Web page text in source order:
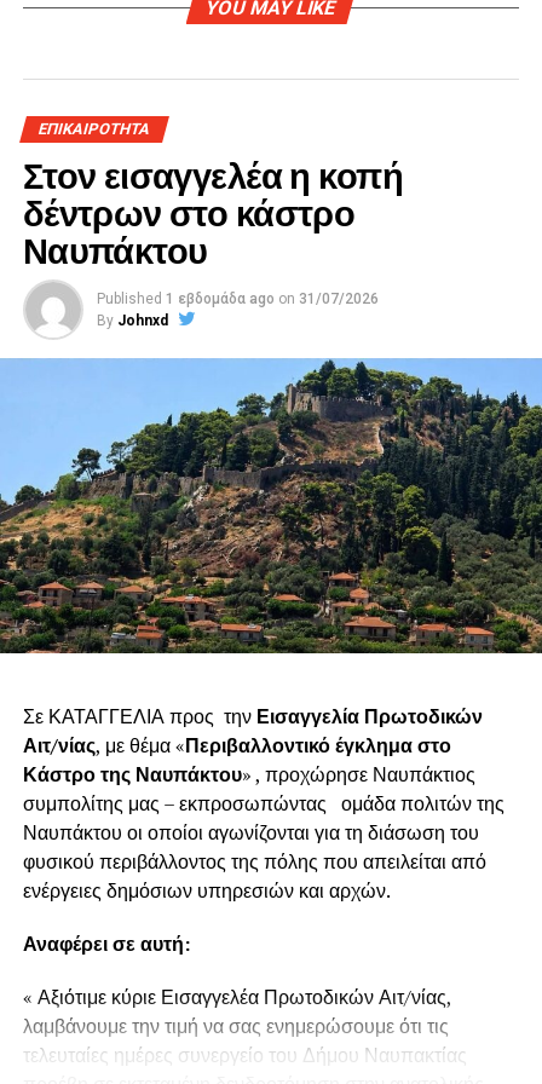
YOU MAY LIKE
ΕΠΙΚΑΙΡΟΤΗΤΑ
Στον εισαγγελέα η κοπή
δέντρων στο κάστρο
Ναυπάκτου
Published 1 εβδομάδα ago on 31/07/2026
By Johnxd
Σε ΚΑΤΑΓΓΕΛΙΑ προς την Εισαγγελία Πρωτοδικών
Αιτ/νίας, με θέμα «Περιβαλλοντικό έγκλημα στο
Κάστρο της Ναυπάκτου» , προχώρησε Ναυπάκτιος
συμπολίτης μας – εκπροσωπώντας ομάδα πολιτών της
Ναυπάκτου οι οποίοι αγωνίζονται για τη διάσωση του
φυσικού περιβάλλοντος της πόλης που απειλείται από
ενέργειες δημόσιων υπηρεσιών και αρχών.
Αναφέρει σε αυτή:
« Αξιότιμε κύριε Εισαγγελέα Πρωτοδικών Αιτ/νίας,
λαμβάνουμε την τιμή να σας ενημερώσουμε ότι τις
τελευταίες ημέρες συνεργείο του Δήμου Ναυπακτίας